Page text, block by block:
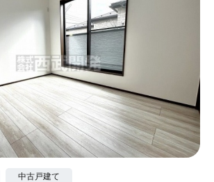
中古戸建て